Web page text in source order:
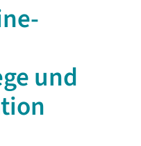
und